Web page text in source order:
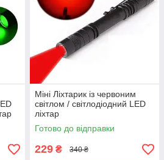
Міні Ліхтарик із червоним
світлом / світлодіодний LED
ліхтар
Готово до відправки
229 ₴ 340 ₴